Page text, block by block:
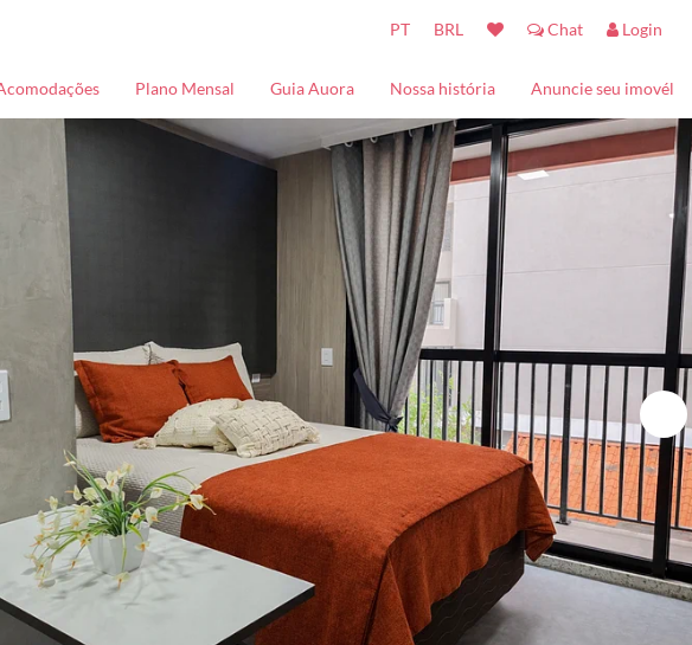
PT BRL Chat Login
Plano Mensal Guia Auora
Turistando
Baladas
Kids - Entretenimento
Nossa história Anuncie seu imovél
Contato